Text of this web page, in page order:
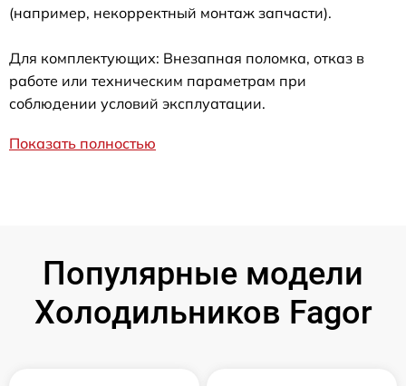
(например, некорректный монтаж запчасти).
Для комплектующих: Внезапная поломка, отказ в
работе или техническим параметрам при
соблюдении условий эксплуатации.
Показать полностью
Популярные модели
Холодильников Fagor